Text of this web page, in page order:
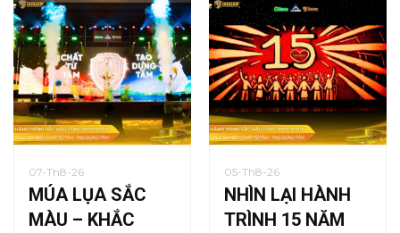
07-Th8-26
MÚA LỤA SẮC
MÀU – KHẮC
05-Th8-26
NHÌN LẠI HÀNH
TRÌNH 15 NĂM